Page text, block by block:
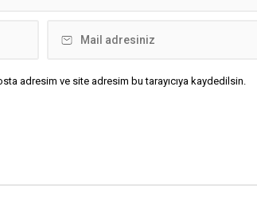
adresim ve site adresim bu tarayıcıya kaydedilsin.